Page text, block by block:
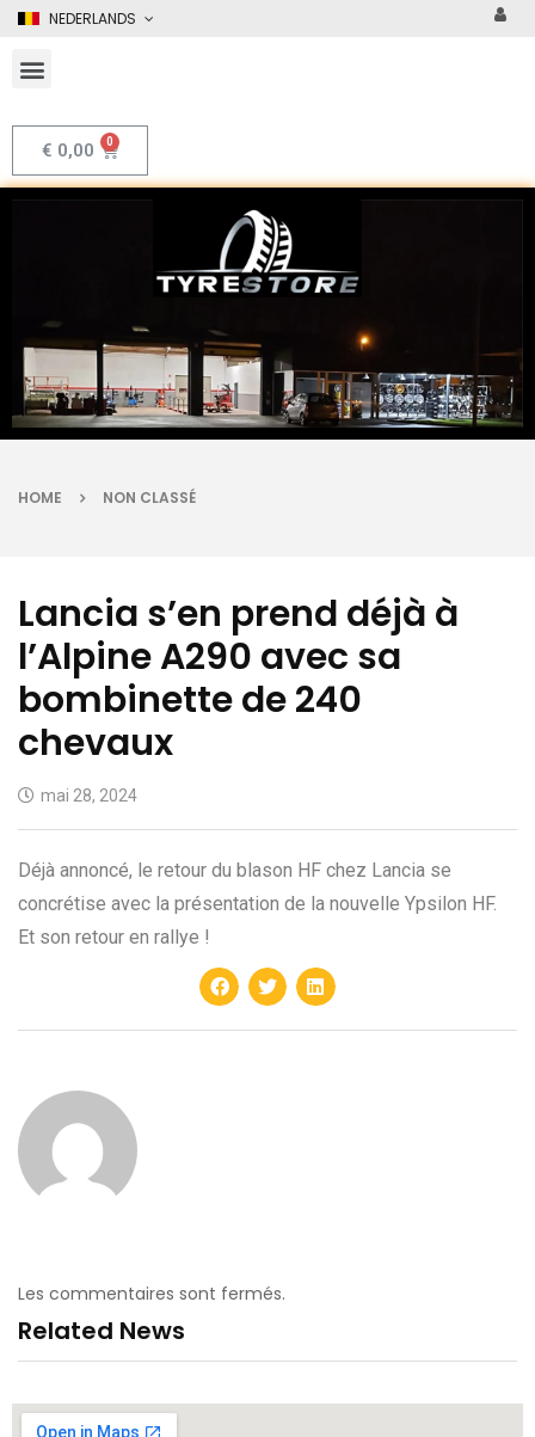
NEDERLANDS
€ 0,00
HOME NON CLASSÉ
Lancia s’en prend déjà à
l’Alpine A290 avec sa
bombinette de 240
chevaux
mai 28, 2024
Déjà annoncé, le retour du blason HF chez Lancia se
concrétise avec la présentation de la nouvelle Ypsilon HF.
Et son retour en rallye !
Les commentaires sont fermés.
Related News